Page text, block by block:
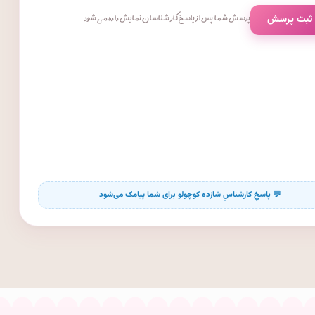
ثبت پرسش پرسش شما پس از پاسخ کارشناسان نمایش داده می‌شود.